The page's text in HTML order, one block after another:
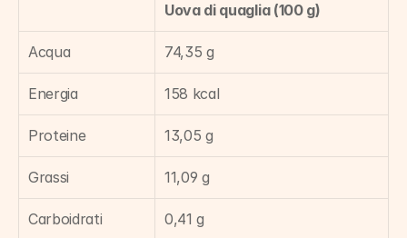
Uova di quaglia (100 g)
Acqua 74,35 g
Energia 158 kcal
Proteine 13,05 g
Grassi 11,09 g
Carboidrati 0,41 g